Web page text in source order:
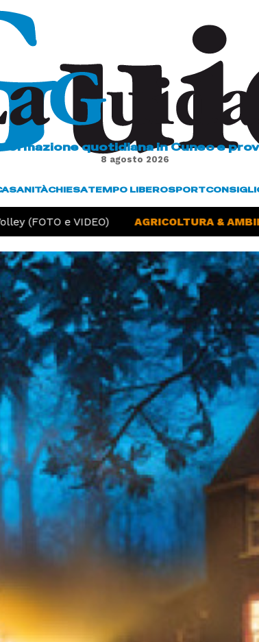
quotidiana in Cuneo e
8 agosto 2026
SANITÀCHIESATEMPO LIBEROSPORT
e VIDEO) AGRICOLTURA &